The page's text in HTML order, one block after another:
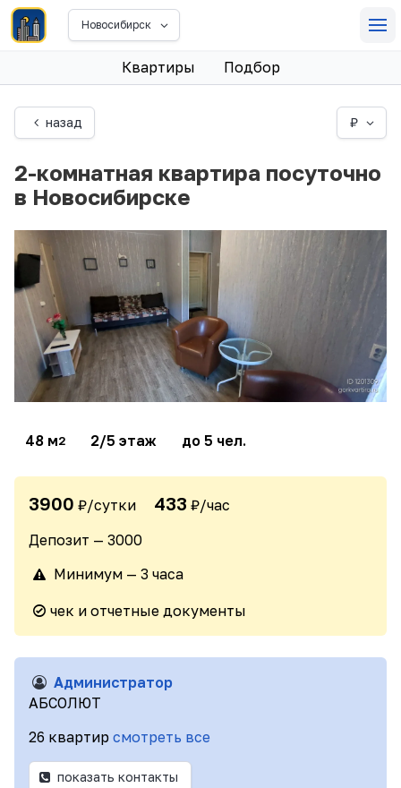
Новосибирск
Квартиры Подбор
назад ₽
2-комнатная квартира посуточно
в Новосибирске
48 м2 2/5 этаж до 5 чел.
3900 ₽/сутки 433 ₽/час
Депозит — 3000
Минимум — 3 часа
чек и отчетные документы
Администратор
АБСОЛЮТ
26 квартир смотреть все
показать контакты